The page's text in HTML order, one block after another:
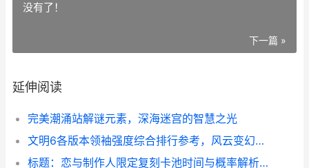
没有了！
下一篇 »
延伸阅读
完美潮涌站解谜元素，深海迷宫的智慧之光
文明6各版本领袖强度综合排行参考，风云变幻中的王者之路
标题：恋与制作人限定复刻卡池时间与概率解析，副标题：资深玩家的策略与情感考量